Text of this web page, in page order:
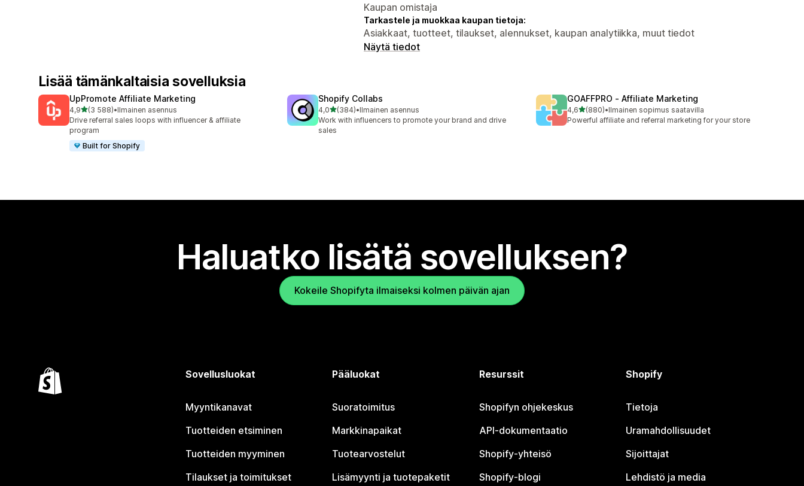
Kaupan omistaja
Tarkastele ja muokkaa kaupan tietoja:
Asiakkaat, tuotteet, tilaukset, alennukset, kaupan analytiikka, muut tiedot
Näytä tiedot
Lisää tämänkaltaisia sovelluksia
UpPromote Affiliate Marketing
4,9/ 5 tähteä
(3 588)
3588 arvostelua yhteensä
•Ilmainen asennus
Drive referral sales loops with influencer & affiliate
program
Built for Shopify
Shopify Collabs
4,0/ 5 tähteä
(384)
384 arvostelua yhteensä
•Ilmainen asennus
Work with influencers to promote your brand and drive
sales
GOAFFPRO ‑ Affiliate Marketing
4,6/ 5 tähteä
(880)
880 arvostelua yhteensä
•Ilmainen sopimus saatavilla
Powerful affiliate and referral marketing for your store
Haluatko lisätä sovelluksen?
Kokeile Shopifyta ilmaiseksi kolmen päivän ajan
Sovellusluokat
Myyntikanavat
Tuotteiden etsiminen
Tuotteiden myyminen
Tilaukset ja toimitukset
Pääluokat
Suoratoimitus
Markkinapaikat
Tuotearvostelut
Lisämyynti ja tuotepaketit
Resurssit
Shopifyn ohjekeskus
API-dokumentaatio
Shopify-yhteisö
Shopify-blogi
Shopify
Tietoja
Uramahdollisuudet
Sijoittajat
Lehdistö ja media